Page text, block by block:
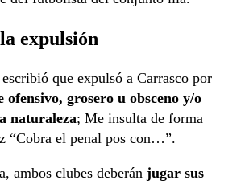
expulsión
que expulsó a Carrasco por
ofensivo, grosero u obsceno y/o
naturaleza; Me insulta de forma
“Cobra el penal pos con…”.
ambos clubes deberán jugar sus